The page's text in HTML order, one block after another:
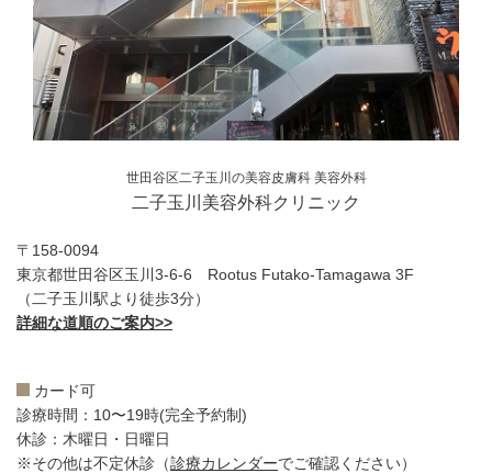
世田谷区二子玉川の美容皮膚科 美容外科
二子玉川美容外科クリニック
〒158-0094
東京都世田谷区玉川3-6-6 Rootus Futako-Tamagawa 3F
（二子玉川駅より徒歩3分）
詳細な道順のご案内>>
カード可
診療時間：10〜19時(完全予約制)
休診：木曜日・日曜日
※その他は不定休診（診療カレンダーでご確認ください）